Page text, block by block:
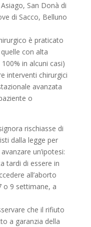
San Donà di
di Sacco, Belluno
è praticato
con alta
in alcuni casi)
interventi chirurgici
avanzata
o
rischiasse di
dalla legge per
un’ipotesi:
tardi di essere in
all’aborto
o 9 settimane, a
che il rifiuto
a garanzia della